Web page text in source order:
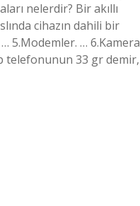
nelerdir? Bir akıllı
cihazın dahili bir
5.Modemler. …
telefonunun 33 gr